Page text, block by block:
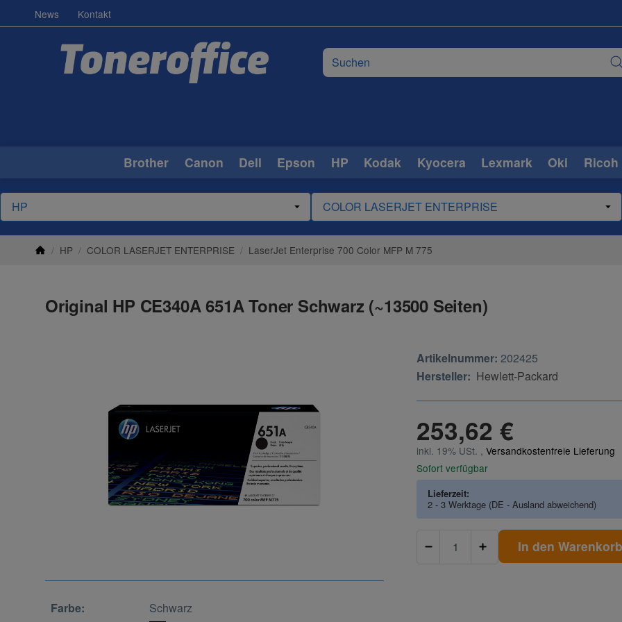
News Kontakt
Brother Canon Dell Epson HP Kodak Kyocera Lexmark Oki Ricoh
/ HP / COLOR LASERJET ENTERPRISE / LaserJet Enterprise 700 Color MFP M 775
Original HP CE340A 651A Toner Schwarz (~13500 Seiten)
Farbe: Schwarz
Artikelnummer: 202425
Hersteller: Hewlett-Packard
253,62 €
inkl. 19% USt. ,Versandkostenfreie Lieferung
Sofort verfügbar
Lieferzeit:
2 - 3 Werktage (DE - Ausland abweichend)
In den